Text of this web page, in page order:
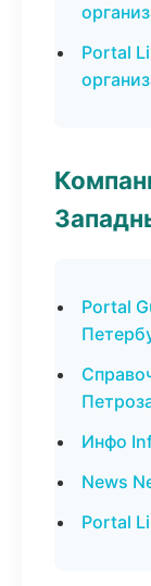
Portal
Portal
Инфо
News
Portal